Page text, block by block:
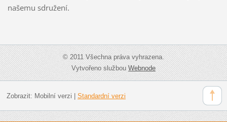
našemu sdružení.
© 2011 Všechna práva vyhrazena.
Vytvořeno službouWebnode
Zobrazit: Mobilní verzi Standardní verzi